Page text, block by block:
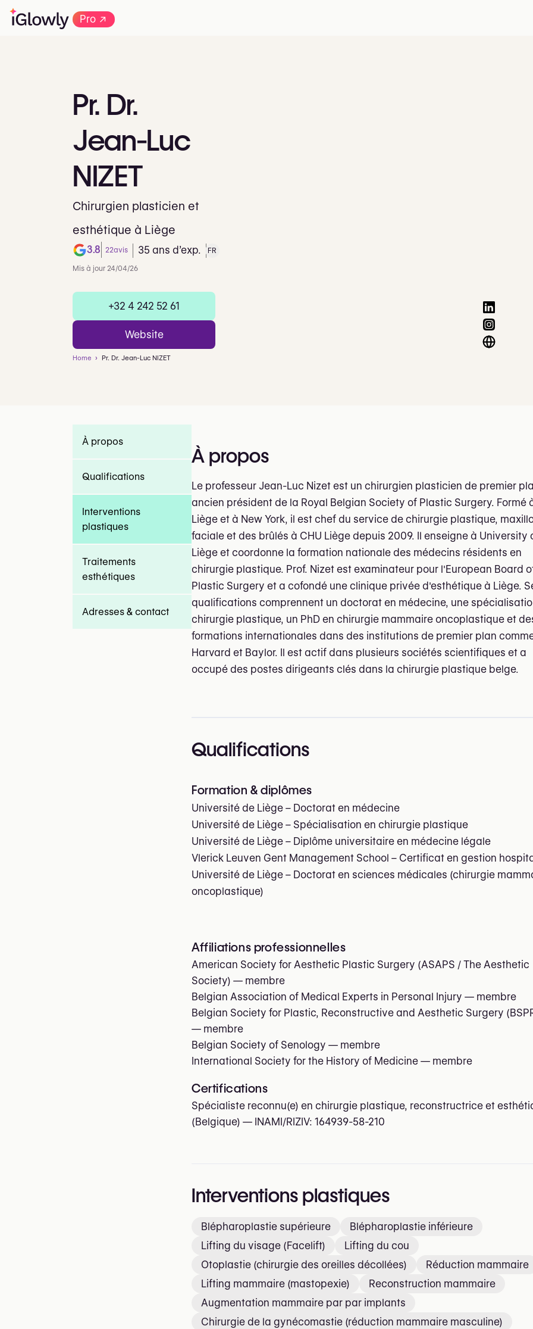
Pro→
Pr. Dr.
Jean-Luc
NIZET
Chirurgien plasticien et
esthétique à Liège
3.8 22avis
Note de 3.8 sur 5 sur Google
35 ans d’exp.
FR
Mis à jour 24/04/26
+32 4 242 52 61
Website
Home Pr. Dr. Jean-Luc NIZET
À propos
Qualifications
Interventions
plastiques
Traitements
esthétiques
Adresses & contact
À propos
Le professeur Jean-Luc Nizet est un chirurgien plasticien de premier
ancien président de la Royal Belgian Society of Plastic Surgery. Formé
Liège et à New York, il est chef du service de chirurgie plastique,
faciale et des brûlés à CHU Liège depuis 2009. Il enseigne à University
Liège et coordonne la formation nationale des médecins résidents en
chirurgie plastique. Prof. Nizet est examinateur pour l'European Board
Plastic Surgery et a cofondé une clinique privée d'esthétique à Liège.
qualifications comprennent un doctorat en médecine, une
chirurgie plastique, un PhD en chirurgie mammaire oncoplastique et
formations internationales dans des institutions de premier plan
Harvard et Baylor. Il est actif dans plusieurs sociétés scientifiques et a
occupé des postes dirigeants clés dans la chirurgie plastique belge.
Qualifications
Formation & diplômes
Université de Liège – Doctorat en médecine
Université de Liège – Spécialisation en chirurgie plastique
Université de Liège – Diplôme universitaire en médecine légale
Vlerick Leuven Gent Management School – Certificat en gestion
Université de Liège – Doctorat en sciences médicales (chirurgie
oncoplastique)
Affiliations professionnelles
American Society for Aesthetic Plastic Surgery (ASAPS / The Aesthetic
Society) — membre
Belgian Association of Medical Experts in Personal Injury — membre
Belgian Society for Plastic, Reconstructive and Aesthetic Surgery
— membre
Belgian Society of Senology — membre
International Society for the History of Medicine — membre
Certifications
Spécialiste reconnu(e) en chirurgie plastique, reconstructrice et
(Belgique) — INAMI/RIZIV: 164939-58-210
Interventions plastiques
Blépharoplastie supérieure
Blépharoplastie inférieure
Lifting du visage (Facelift)
Lifting du cou
Otoplastie (chirurgie des oreilles décollées)
Réduction mammaire
Lifting mammaire (mastopexie)
Reconstruction mammaire
Augmentation mammaire par par implants
Chirurgie de la gynécomastie (réduction mammaire masculine)